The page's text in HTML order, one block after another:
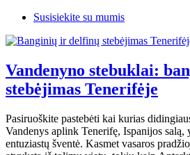
Susisiekite su mumis
Vandenyno stebuklai:
stebėjimas Tenerifėje
Pasiruoškite pastebėti kai kurias
Vandenys aplink Tenerifę, Ispanijos
entuziastų šventė. Kasmet vasaros